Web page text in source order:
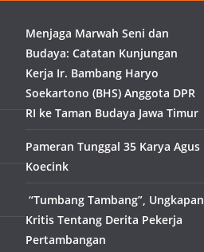
Menjaga Marwah Seni dan
Budaya: Catatan Kunjungan
Kerja Ir. Bambang Haryo
Soekartono (BHS) Anggota DPR
RI ke Taman Budaya Jawa Timur
Pameran Tunggal 35 Karya Agus
Koecink
“Tumbang Tambang”, Ungkapan
Kritis Tentang Derita Pekerja
Pertambangan